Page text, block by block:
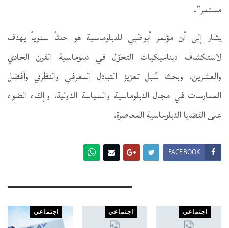
مستمر”.
يشار إلى أن مؤتمر أبوظبي للدبلوماسية هو حدثاً سنوياً يهدف
لاستكشاف ديناميكيات التحوّل في دبلوماسية القرن الحادي
والعشرين، وبحث سُبل تعزيز التبادل المعرفي والنظري وأفضل
الممارسات في مجال الدبلوماسية والسياسة الدولية، وإلقاء الضوء
على القضايا الدبلوماسية المعاصرة.
FACEBOOK
اجتماعي اجتماعي اجتماعي